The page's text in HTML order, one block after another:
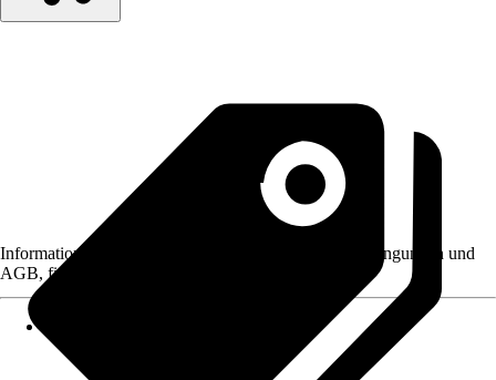
Informationen des Verkäufers, wie z. B. Rückgabebedingungen und
AGB, finden Sie bei Klick auf den Verkäufernamen.